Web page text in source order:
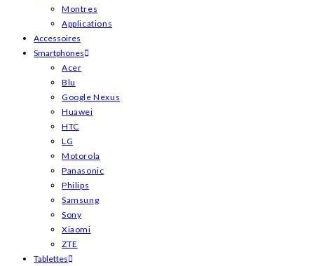
Montres
Applications
Accessoires
Smartphones
Acer
Blu
Google Nexus
Huawei
HTC
LG
Motorola
Panasonic
Philips
Samsung
Sony
Xiaomi
ZTE
Tablettes